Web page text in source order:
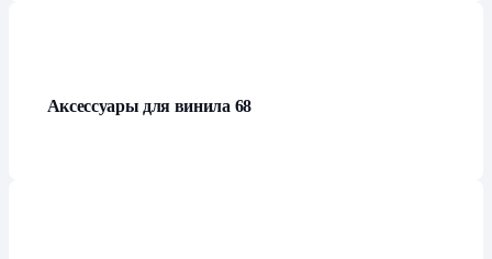
Аксессуары для винила 68